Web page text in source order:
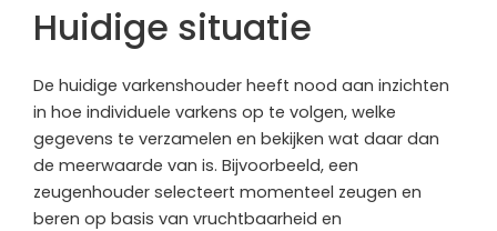
Huidige situatie
De huidige varkenshouder heeft nood aan inzichten
in hoe individuele varkens op te volgen, welke
gegevens te verzamelen en bekijken wat daar dan
de meerwaarde van is. Bijvoorbeeld, een
zeugenhouder selecteert momenteel zeugen en
beren op basis van vruchtbaarheid en